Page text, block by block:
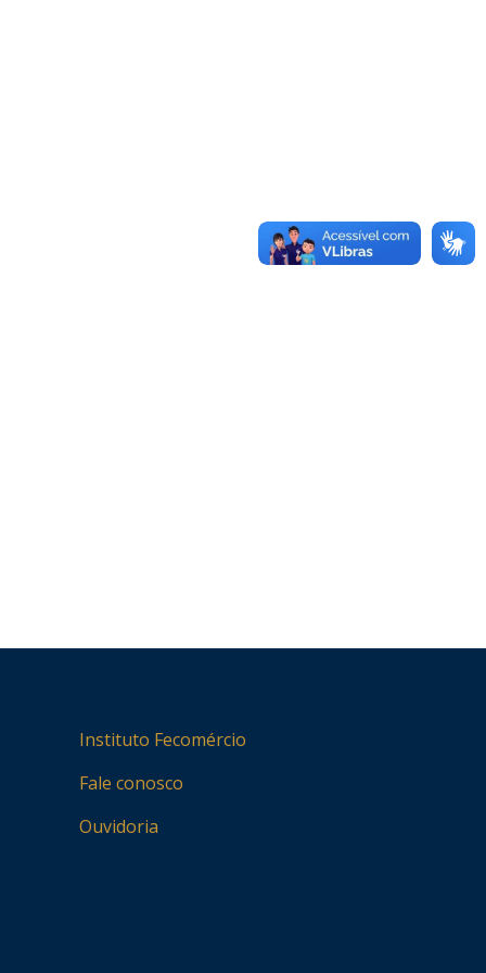
Instituto Fecomércio
Fale conosco
Ouvidoria